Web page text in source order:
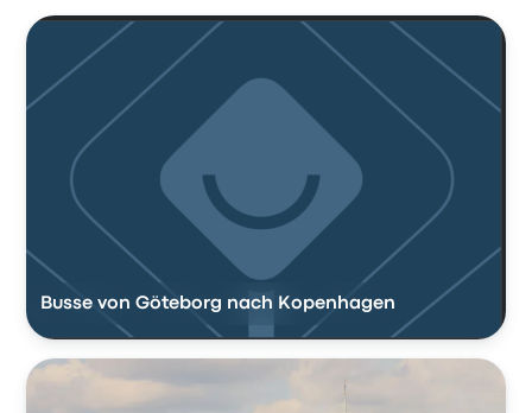
Busse von Göteborg nach Kopenhagen